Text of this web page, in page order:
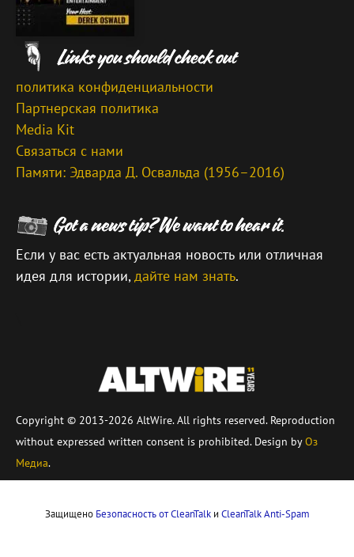
политика конфиденциальности
Партнерская политика
Media Kit
Связаться с нами
Памяти: Эдварда Д. Освальда (1956–2016)
Если у вас есть актуальная новость или отличная
идея для истории,дайте нам знать.
Copyright © 2013-2026 AltWire. All rights reserved. Reproduction
without expressed written consent is prohibited. Design byОз
Медиа.
Защищено Безопасность от CleanTalkи CleanTalk Anti-Spam